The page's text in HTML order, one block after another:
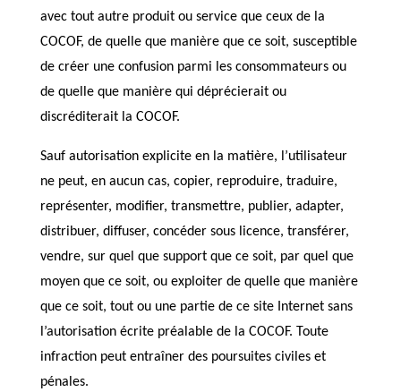
avec tout autre produit ou service que ceux de la
COCOF, de quelle que manière que ce soit, susceptible
de créer une confusion parmi les consommateurs ou
de quelle que manière qui déprécierait ou
discréditerait la COCOF.
Sauf autorisation explicite en la matière, l’utilisateur
ne peut, en aucun cas, copier, reproduire, traduire,
représenter, modifier, transmettre, publier, adapter,
distribuer, diffuser, concéder sous licence, transférer,
vendre, sur quel que support que ce soit, par quel que
moyen que ce soit, ou exploiter de quelle que manière
que ce soit, tout ou une partie de ce site Internet sans
l’autorisation écrite préalable de la COCOF. Toute
infraction peut entraîner des poursuites civiles et
pénales.